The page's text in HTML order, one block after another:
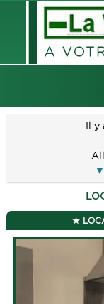
TOUTES LES
APPARTEMENTS
LOCATIONS
TOUTES LES
LOCAUX
Il y